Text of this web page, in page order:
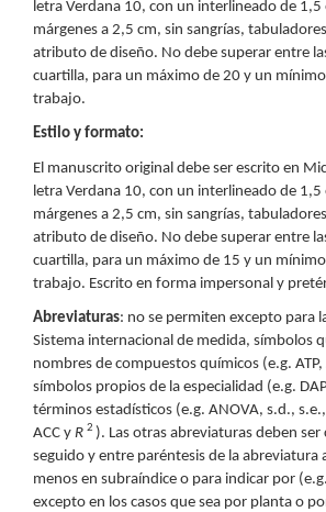
letra Verdana 10, con un interlineado de 1,5
márgenes a 2,5 cm, sin sangrías,
atributo de diseño. No debe superar entre
cuartilla, para un máximo de 20 y un
trabajo.
Estilo y formato:
El manuscrito original debe ser escrito en
letra Verdana 10, con un interlineado de 1,5
márgenes a 2,5 cm, sin sangrías,
atributo de diseño. No debe superar entre
cuartilla, para un máximo de 15 y un
trabajo. Escrito en forma impersonal y
Abreviaturas: no se permiten excepto para
Sistema internacional de medida, símbolos
nombres de compuestos químicos (e.g. ATP,
símbolos propios de la especialidad (e.g.
términos estadísticos (e.g. ANOVA, s.d., s.e.,
ACC y R 2 ). Las otras abreviaturas deben
seguido y entre paréntesis de la abreviatura
menos en subraíndice o para indicar por
excepto en los casos que sea por planta o